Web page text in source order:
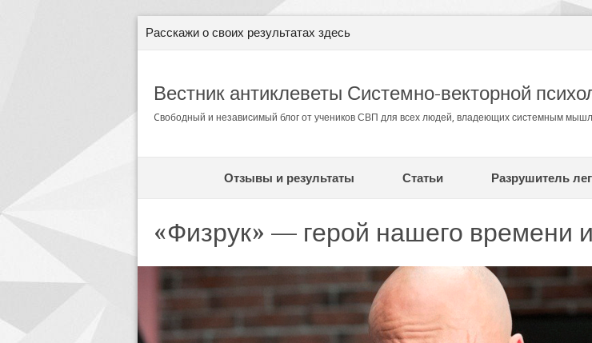
Расскажи о своих результатах здесь
Вестник антиклеветы Системно-векторной
Cвободный и независимый блог от учеников СВП для всех людей, владеющих системным
Отзывы и результаты Статьи Разрушитель
«Физрук» — герой нашего времени